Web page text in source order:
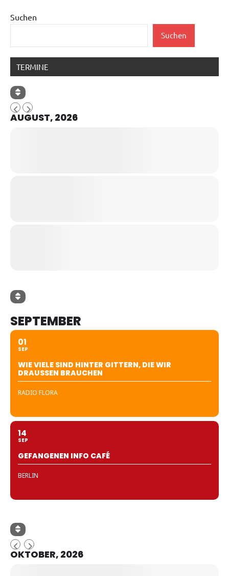
Suchen
Suchen
TERMINE
AUGUST, 2026
SEPTEMBER
01
SEP
WIE VIELE SIND HINTER GITTERN, DIE WIR
DRAUSSEN BRAUCHEN
RADIO FLORA
14
SEP
GEFANGENEN INFO CAFÉ
BERLIN
OKTOBER, 2026